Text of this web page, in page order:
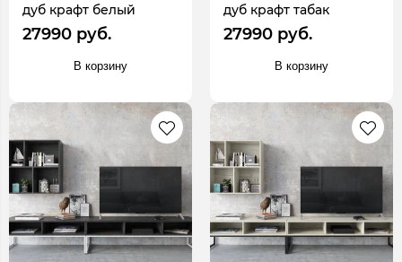
дуб крафт белый
27990 руб.
В корзину
дуб крафт табак
27990 руб.
В корзину